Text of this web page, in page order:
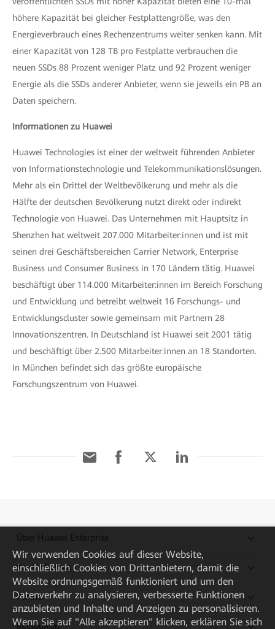
höhere Kapazität bei gleicher Festplattengröße, was den
Energieverbrauch eines Rechenzentrums weiter senken kann. Mit
einer Kapazität von 128 TB pro Festplatte verbrauchen die
neuen SSDs 88 Prozent weniger Platz und 92 Prozent weniger
Energie als die SSDs anderer Anbieter, wenn sie jeweils ein PB an
Daten speichern.
Informationen zu Huawei
Huawei Technologies ist einer der weltweit führenden Anbieter
von Informationstechnologie und Telekommunikationslösungen.
Mehr als ein Drittel der Weltbevölkerung und mehr als die
Hälfte der deutschen Bevölkerung nutzt direkt oder indirekt
Technologie von Huawei. Das Unternehmen mit Hauptsitz in
Shenzhen hat weltweit 207.000 Mitarbeiter:innen und ist mit
seinen drei Geschäftsbereichen Carrier Network, Enterprise
Business und Consumer Business in 170 Ländern tätig. Huawei
beschäftigt über 114.000 Mitarbeiter:innen im Bereich Forschung
und Entwicklung und betreibt weltweit 16 Forschungs- und
Entwicklungscluster sowie gemeinsam mit Partnern 28
Innovationszentren. In Deutschland ist Huawei seit 2001 tätig
und beschäftigt über 2.500 Mitarbeiter:innen an 18 Standorten.
In München befindet sich das größte europäische
Forschungszentrum von Huawei.
Über Huawei Enterprise
Kaufanleitung
Partner
Ressourcen
Wir verwenden Cookies auf dieser Website,
einschließlich Cookies von Drittanbietern, damit die
Website ordnungsgemäß funktioniert und um den
Datenverkehr zu analysieren, verbesserte Funktionen
anzubieten und Inhalte und Anzeigen zu personalisieren.
Wenn Sie auf "Alle akzeptieren" klicken, erklären Sie sich